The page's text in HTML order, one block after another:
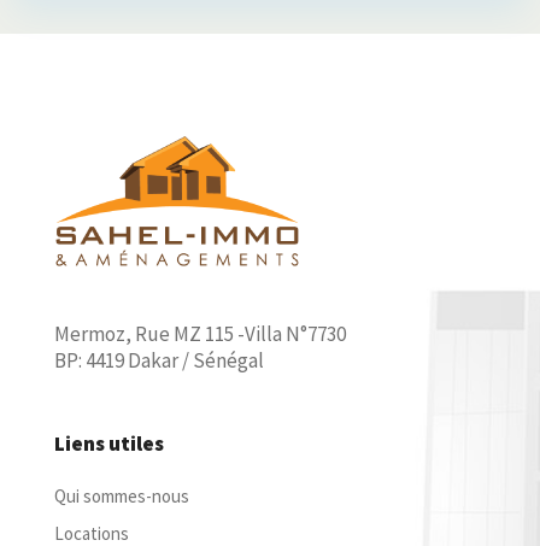
Mermoz, Rue MZ 115 -Villa N°7730
BP: 4419 Dakar / Sénégal
Liens utiles
Qui sommes-nous
Locations